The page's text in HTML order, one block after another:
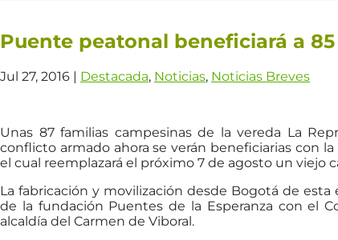
Puente peatonal beneficiará a
Jul 27, 2016 | Destacada, Noticias, Noticias Breves
Unas 87 familias campesinas de la vereda La
conflicto armado ahora se verán beneficiarias con
el cual reemplazará el próximo 7 de agosto un viejo
La fabricación y movilización desde Bogotá de
de la fundación Puentes de la Esperanza con el
alcaldía del Carmen de Viboral.